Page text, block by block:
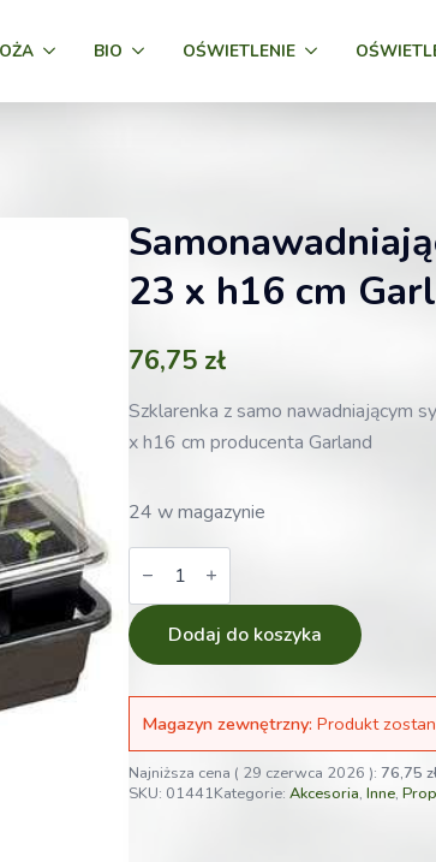
BIO OŚWIETLENIE
23 x h16 cm
76,75 zł
Szklarenka z samo nawadniającym
x h16 cm producenta Garland
24 w magazynie
ilość
Samonawadniający
37,5
x
23
h16
Garland
Dodaj do koszyka
Magazyn zewnętrzny: Produkt
Najniższa cena ( 29 czerwca 2026 ): 76,75
SKU: 01441Kategorie: Akcesoria, Inne,